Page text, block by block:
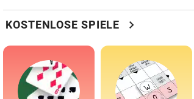
KOSTENLOSE SPIELE chevron_right